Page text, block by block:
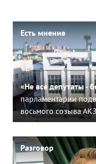
Есть мнение
«Не все депутаты -
парламентарии
восьмого созыва
Разговор